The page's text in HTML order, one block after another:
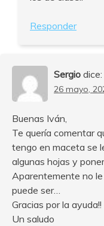
Responder
Sergio dice:
26 mayo,
Buenas Iván,
Te quería comentar
tengo en maceta se
algunas hojas y
Aparentemente no
puede ser…
Gracias por la ayuda!!
Un saludo